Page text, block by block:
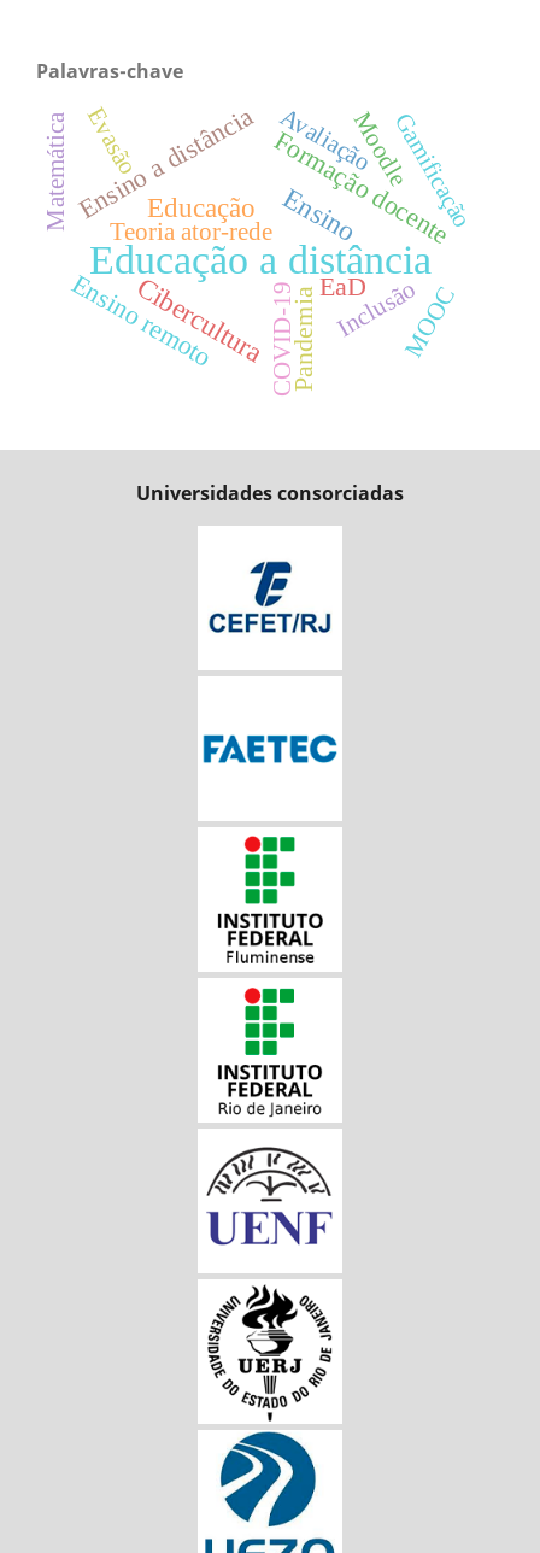
Palavras-chave
Educação a distância
Educação Ensino
Cibercultura
Formação docente
EaD
Ensino a distância
Pandemia
Ensino remoto Inclusão
Gamificação
COVID-19 MOOC
Evasão Moodle
Matemática
Teoria ator-rede
Avaliação
Universidades consorciadas